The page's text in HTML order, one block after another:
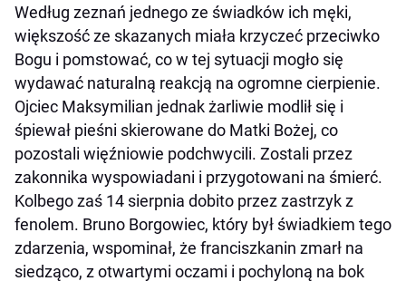
Według zeznań jednego ze świadków ich męki,
większość ze skazanych miała krzyczeć przeciwko
Bogu i pomstować, co w tej sytuacji mogło się
wydawać naturalną reakcją na ogromne cierpienie.
Ojciec Maksymilian jednak żarliwie modlił się i
śpiewał pieśni skierowane do Matki Bożej, co
pozostali więźniowie podchwycili. Zostali przez
zakonnika wyspowiadani i przygotowani na śmierć.
Kolbego zaś 14 sierpnia dobito przez zastrzyk z
fenolem. Bruno Borgowiec, który był świadkiem tego
zdarzenia, wspominał, że franciszkanin zmarł na
siedząco, z otwartymi oczami i pochyloną na bok